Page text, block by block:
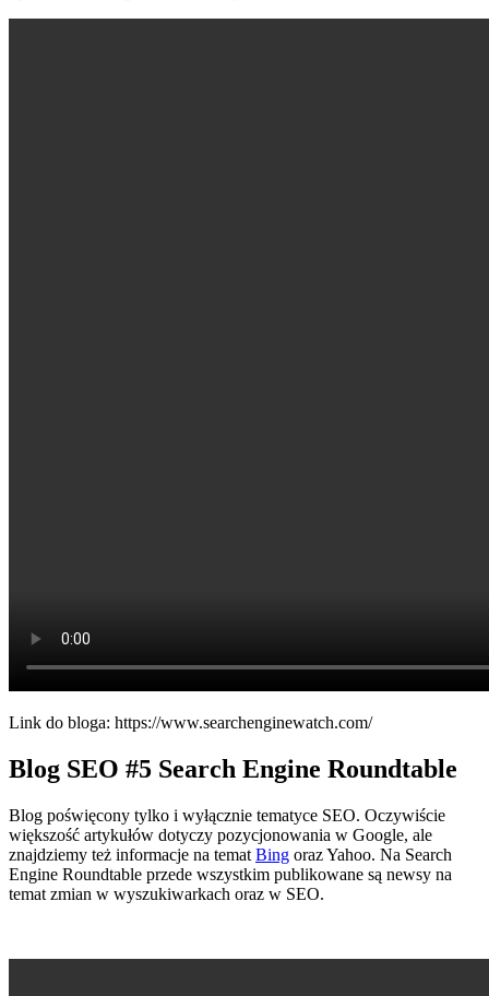
Link do bloga: https://www.searchenginewatch.com/
Blog SEO #5 Search Engine Roundtable
Blog poświęcony tylko i wyłącznie tematyce SEO. Oczywiście
większość artykułów dotyczy pozycjonowania w Google, ale
znajdziemy też informacje na temat Bing oraz Yahoo. Na Search
Engine Roundtable przede wszystkim publikowane są newsy na
temat zmian w wyszukiwarkach oraz w SEO.